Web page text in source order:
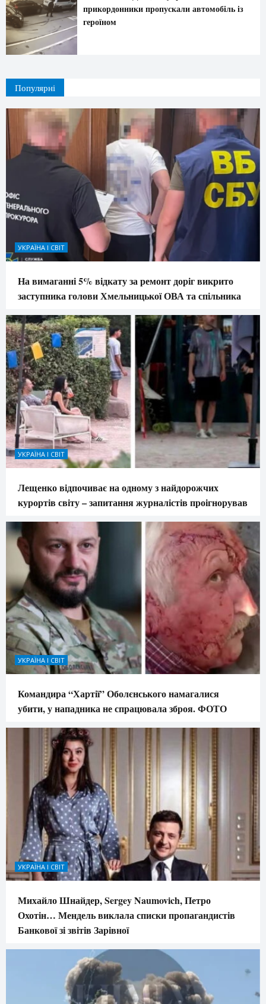
прикордонники пропускали автомобіль із
героїном
Популярні
УКРАЇНА І СВІТ
На вимаганні 5% відкату за ремонт доріг викрито
заступника голови Хмельницької ОВА та спільника
УКРАЇНА І СВІТ
Лещенко відпочиває на одному з найдорожчих
курортів світу – запитання журналістів проігнорував
УКРАЇНА І СВІТ
Командира “Хартії” Оболєнського намагалися
убити, у нападника не спрацювала зброя. ФОТО
УКРАЇНА І СВІТ
Михайло Шнайдер, Sergey Naumovich, Петро
Охотін… Мендель виклала списки пропагандистів
Банкової зі звітів Зарівної